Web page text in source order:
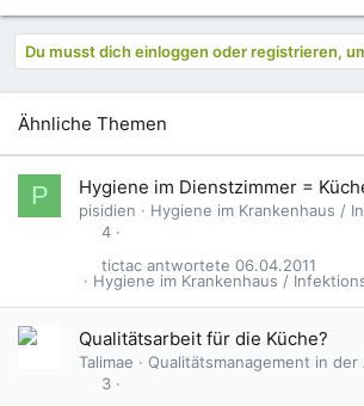
Du musst dich einloggen oder registrieren,
Ähnliche Themen
P Hygiene im Dienstzimmer =
pisidien
Hygiene im Krankenhaus /
4
Hygiene im Krankenhaus /
06.04.2011
tictac
Qualitätsarbeit für die Küche?
Talimae
Qualitätsmanagement in
3